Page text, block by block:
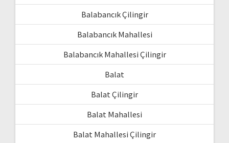
Balabancık Çilingir
Balabancık Mahallesi
Balabancık Mahallesi Çilingir
Balat
Balat Çilingir
Balat Mahallesi
Balat Mahallesi Çilingir